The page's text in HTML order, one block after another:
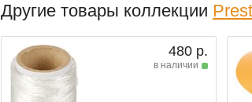
Другие товары коллекции
480 р.
в наличии